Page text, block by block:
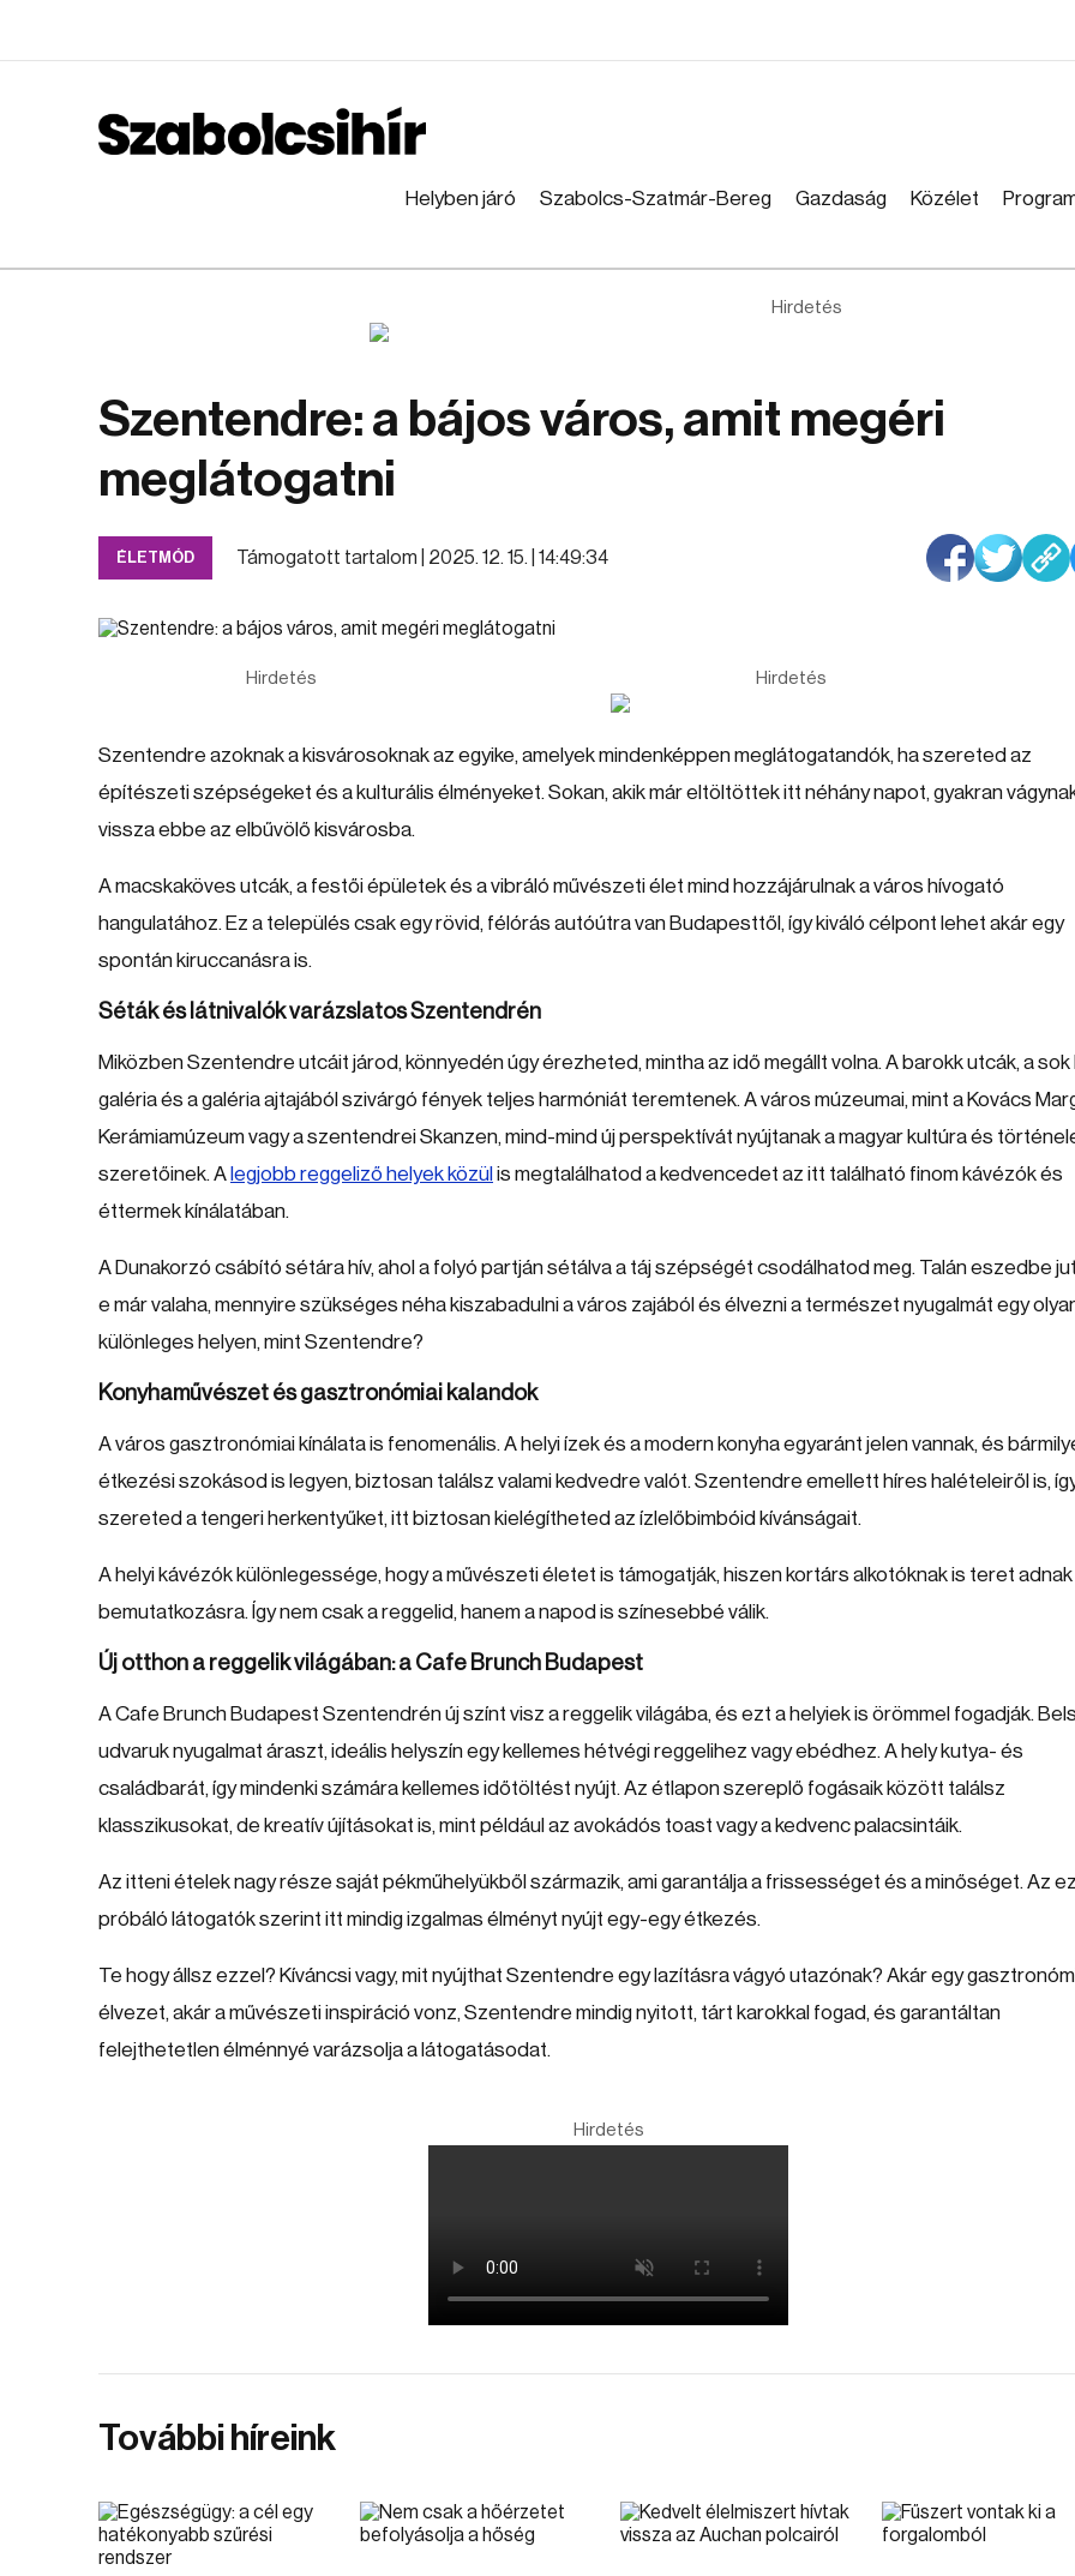
Helyben járó Szabolcs-Szatmár-Bereg Gazdaság Közélet
Hirdetés
Szentendre: a bájos város, amit megéri
meglátogatni
ÉLETMÓD Támogatott tartalom | 2025. 12. 15. | 14:49:34
Hirdetés Hirdetés
Szentendre azoknak a kisvárosoknak az egyike, amelyek mindenképpen meglátogatandók, ha szereted az
építészeti szépségeket és a kulturális élményeket. Sokan, akik már eltöltöttek itt néhány napot, gyakran
vissza ebbe az elbűvölő kisvárosba.
A macskaköves utcák, a festői épületek és a vibráló művészeti élet mind hozzájárulnak a város hívogató
hangulatához. Ez a település csak egy rövid, félórás autóútra van Budapesttől, így kiváló célpont lehet akár egy
spontán kiruccanásra is.
Séták és látnivalók varázslatos Szentendrén
Miközben Szentendre utcáit járod, könnyedén úgy érezheted, mintha az idő megállt volna. A barokk utcák, a sok
galéria és a galéria ajtajából szivárgó fények teljes harmóniát teremtenek. A város múzeumai, mint a Kovács
Kerámiamúzeum vagy a szentendrei Skanzen, mind-mind új perspektívát nyújtanak a magyar kultúra és
szeretőinek. A legjobb reggeliző helyek közül is megtalálhatod a kedvencedet az itt található finom kávézók és
éttermek kínálatában.
A Dunakorzó csábító sétára hív, ahol a folyó partján sétálva a táj szépségét csodálhatod meg. Talán eszedbe
e már valaha, mennyire szükséges néha kiszabadulni a város zajából és élvezni a természet nyugalmát egy
különleges helyen, mint Szentendre?
Konyhaművészet és gasztronómiai kalandok
A város gasztronómiai kínálata is fenomenális. A helyi ízek és a modern konyha egyaránt jelen vannak, és
étkezési szokásod is legyen, biztosan találsz valami kedvedre valót. Szentendre emellett híres halételeiről is,
szereted a tengeri herkentyűket, itt biztosan kielégítheted az ízlelőbimbóid kívánságait.
A helyi kávézók különlegessége, hogy a művészeti életet is támogatják, hiszen kortárs alkotóknak is teret adnak
bemutatkozásra. Így nem csak a reggelid, hanem a napod is színesebbé válik.
Új otthon a reggelik világában: a Cafe Brunch Budapest
A Cafe Brunch Budapest Szentendrén új színt visz a reggelik világába, és ezt a helyiek is örömmel fogadják.
udvaruk nyugalmat áraszt, ideális helyszín egy kellemes hétvégi reggelihez vagy ebédhez. A hely kutya- és
családbarát, így mindenki számára kellemes időtöltést nyújt. Az étlapon szereplő fogásaik között találsz
klasszikusokat, de kreatív újításokat is, mint például az avokádós toast vagy a kedvenc palacsintáik.
Az itteni ételek nagy része saját pékműhelyükből származik, ami garantálja a frissességet és a minőséget. Az
próbáló látogatók szerint itt mindig izgalmas élményt nyújt egy-egy étkezés.
Te hogy állsz ezzel? Kíváncsi vagy, mit nyújthat Szentendre egy lazításra vágyó utazónak? Akár egy
élvezet, akár a művészeti inspiráció vonz, Szentendre mindig nyitott, tárt karokkal fogad, és garantáltan
felejthetetlen élménnyé varázsolja a látogatásodat.
Hirdetés
További híreink